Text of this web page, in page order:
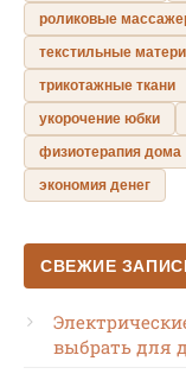
роликовые
текстильные
трикотажные ткани
укорочение юбки
физиотерапия дома
экономия денег
СВЕЖИЕ
выбрать для